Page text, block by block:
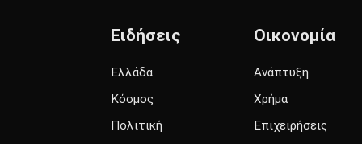
Ειδήσεις
Ελλάδα
Κόσμος
Πολιτική
Οικονομία
Ανάπτυξη
Χρήμα
Επιχειρήσεις